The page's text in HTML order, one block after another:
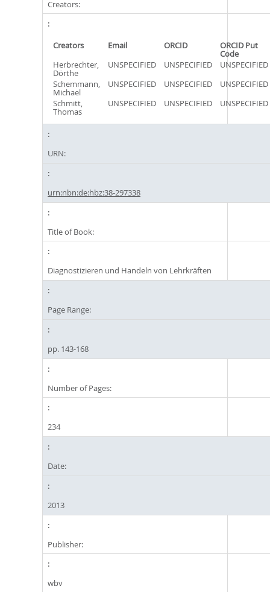
Creators:
Creators Email ORCID ORCID Put
Code
Herbrechter,
Dörthe
UNSPECIFIED UNSPECIFIED
UNSPECIFIED
Schemmann,
Michael
UNSPECIFIED UNSPECIFIED
UNSPECIFIED
Schmitt,
Thomas
UNSPECIFIED UNSPECIFIED UNSPECIFIED
URN:
urn:nbn:de:hbz:38-297338
Title of Book:
Diagnostizieren und Handeln von Lehrkräften
Page Range:
pp. 143-168
Number of Pages:
234
Date:
2013
Publisher:
wbv